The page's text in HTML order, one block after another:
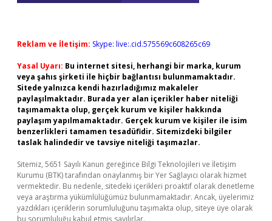
Reklam ve İletişim: Skype: live:.cid.575569c608265c69
Yasal Uyarı: Bu internet sitesi, herhangi bir marka, kurum
veya şahıs şirketi ile hiçbir bağlantısı bulunmamaktadır.
Sitede yalnızca kendi hazırladığımız makaleler
paylaşılmaktadır. Burada yer alan içerikler haber niteliği
taşımamakta olup, gerçek kurum ve kişiler hakkında
paylaşım yapılmamaktadır. Gerçek kurum ve kişiler ile isim
benzerlikleri tamamen tesadüfidir. Sitemizdeki bilgiler
taslak halindedir ve tavsiye niteliği taşımazlar.
Sitemiz, 5651 Sayılı Kanun gereğince Bilgi Teknolojileri ve İletişim
Kurumu (BTK) tarafından onaylanmış bir Yer Sağlayıcı olarak hizmet
vermektedir. Bu nedenle, sitedeki içerikleri proaktif olarak denetleme
veya araştırma yükümlülüğümüz bulunmamaktadır. Ancak, üyelerimiz
yazdıkları içeriklerin sorumluluğunu taşımakta olup, siteye üye olarak
bu sorumluluğu kabul etmiş sayılırlar.